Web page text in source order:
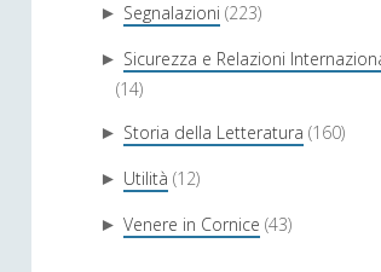
► Segnalazioni (223)
► Sicurezza e Relazioni
(14)
► Storia della Letteratura (160)
► Utilità (12)
► Venere in Cornice (43)